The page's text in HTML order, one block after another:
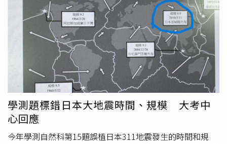
（Metehara）距離震央約11公里，當地人口約23,400人，
受到中度搖晃影響；阿瓦什（Āwash）距離震央37公里，當
地人口約36,500人，感受到輕度搖晃；納茲雷特（Nazrēt）
距震央76公里，人口約214,000人，可能感受到輕微搖晃。
此外，蓋萊姆索（Gelemso）、莫佐（Mojo）、德布勒伯
漢（Debre Birhan）、畢索夫圖（Bishoftu）等地，雖然距
離震央超過77公里，但仍感受到輕微搖晃。至於首都亞的斯
亞貝巴（Addis Ababa），距離震央119公里，當地人口約
3,860,000人，也感受到輕微搖晃。除此之外，UTC時間14
日20時28分，首都亞的斯亞貝巴（Addis Ababa）也偵測到
地震，推測是餘震，但目前沒有切確資料能確認規模與震源
深度。
學測題標錯日本大地震時間、規模 大考中
心回應
今年學測自然科第15題誤植日本311地震發生的時間和規